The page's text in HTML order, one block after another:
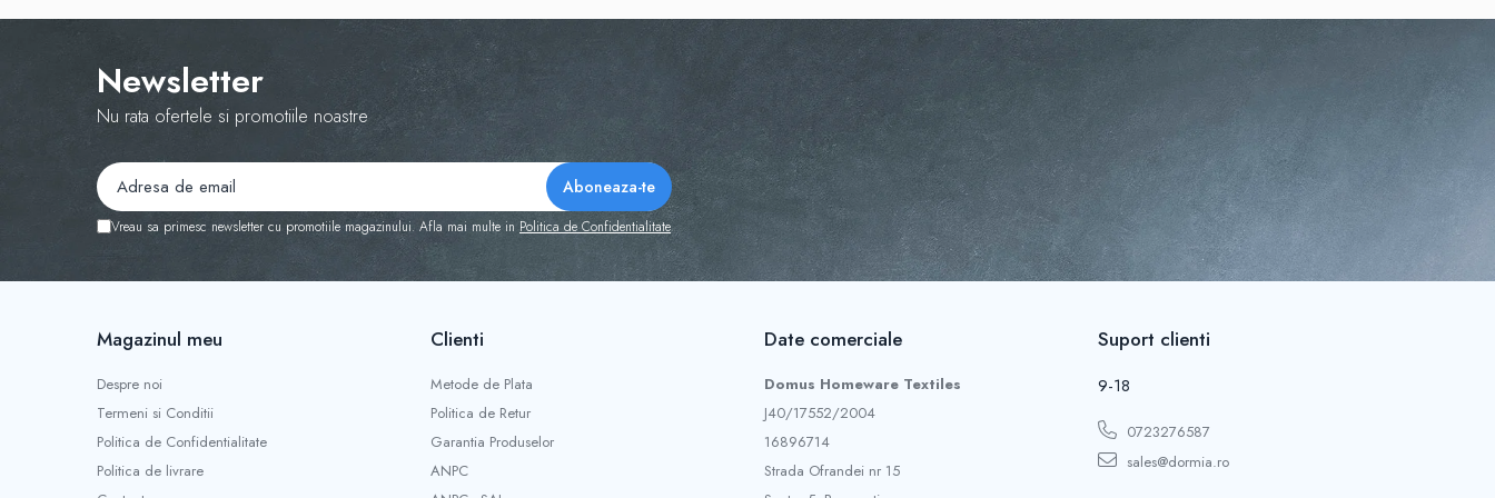
Newsletter
Nu rata ofertele si promotiile noastre
Vreau sa primesc newsletter cu promotiile magazinului. Afla mai multe in Politica de Confidentialitate
Magazinul meu
Despre noi
Termeni si Conditii
Politica de Confidentialitate
Politica de livrare
Clienti
Metode de Plata
Politica de Retur
Garantia Produselor
ANPC
Date comerciale
Domus Homeware Textiles
J40/17552/2004
16896714
Strada Ofrandei nr 15
Suport clienti
9-18
0723276587
sales@dormia.ro